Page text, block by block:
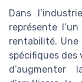
Dans
représente
rentabilité.
spécifiques des